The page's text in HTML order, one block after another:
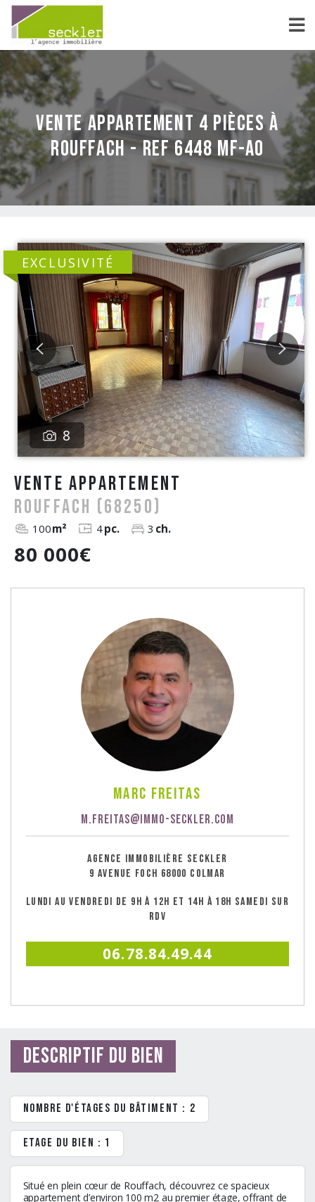
vente Appartement 4 pièces à
Rouffach - REF 6448 MF-AO
EXCLUSIVITÉ
8
vente Appartement
ROUFFACH (68250)
100m² 4pc. 3 ch.
80 000€
Marc Freitas
M.FREITAS@IMMO-SECKLER.COM
AGENCE IMMOBILIÈRE SECKLER
9 AVENUE FOCH 68000 COLMAR
LUNDI AU VENDREDI DE 9H À 12H ET 14H À 18H SAMEDI SUR
RDV
06.78.84.49.44
Descriptif du bien
Nombre d'étages du bâtiment : 2
Etage du bien : 1
Situé en plein cœur de Rouffach, découvrez ce spacieux
appartement d’environ 100 m2 au premier étage, offrant de